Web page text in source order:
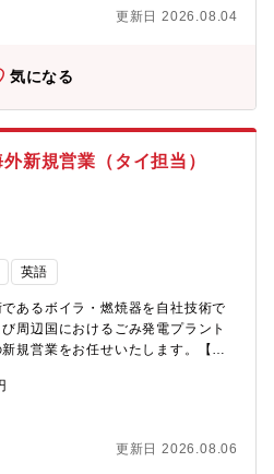
ライフバランス実現に向けたさまざ
足度の高い職場づくりが実施されて
アップの社風で、実力や志向性に合
境。成長スピードが速いことが特
好で風通しの良い職場環境。
扱い商材】FA機器・工場生産ライ
信機器メーカー・工作機器・プレ
メーカー【魅力】★世界トップ企
トし、自動化・省力化から安全な
品の高品質化・高性能化に不可欠
価を受け、国内外で圧倒的なシェ
の情報収集・ニーズのサーチを行
資料をもとに、ユーザーの製品に
る実力主義の社風です（大きな成
など世界各国に拠点がございま
更新日 2026.08.04
気になる
新規営業（タイ担当）
英語
あるボイラ・燃焼器を自社技術で
周辺国におけるごみ発電プラント
規営業をお任せいたします。【同
中心にバガス（サトウキビの搾りか
納入しています。また2002年バン
Co Ltd,）を設立し、現地に根づ
、近年ではタイだけでなく、周辺国
更新日 2026.08.06